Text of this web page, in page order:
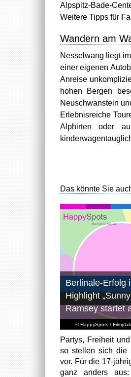
Alpspitz-Bade-
Weitere Tipps für
Wandern am
Nesselwang liegt
einer eigenen
Anreise
hohen Bergen
Neuschwanstein
Erlebnisreiche
Alphirten oder
Das könnte Sie
© HappySpots /
Berlinale-Erfolg
Highlight
Ramsey startet
Partys, Freiheit
so stellen sich die
vor. Für die 17-
ganz anders